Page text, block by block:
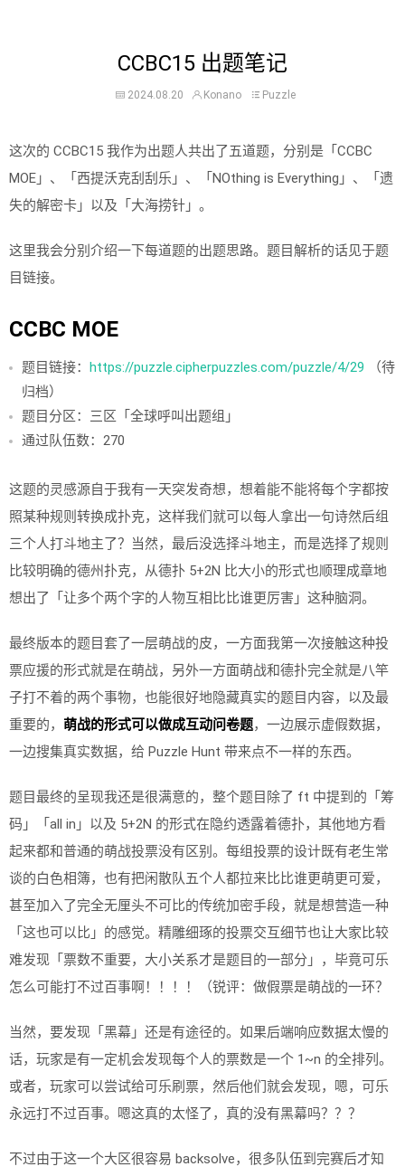
CCBC15 出题笔记
2024.08.20 Konano Puzzle
这次的 CCBC15 我作为出题人共出了五道题，分别是「CCBC
MOE」、「西提沃克刮刮乐」、「NO​​‌t‍‍‍h‍‌​i‍​​n​‌‍g is Everything」、「遗
失的解密卡」以及「大海捞针」。
这里我会分别介绍一下每道题的出题思路。题目解析的话见于题
目链接。
CCBC MOE
题目链接： https://puzzle.cipherpuzzles.com/puzzle/4/29 （待
归档）
题目分区：三区「全球呼叫出题组」
通过队伍数：270
这题的灵感源自于我有一天突发奇想，想着能不能将每个字都按
照某种规则转换成扑克，这样我们就可以每人拿出一句诗然后组
三个人打斗地主了？当然，最后没选择斗地主，而是选择了规则
比较明确的德州扑克，从德扑 5+2N 比大小的形式也顺理成章地
想出了「让多个两个字的人物互相比比谁更厉害」这种脑洞。
最终版本的题目套了一层萌战的皮，一方面我第一次接触这种投
票应援的形式就是在萌战，另外一方面萌战和德扑完全就是八竿
子打不着的两个事物，也能很好地隐藏真实的题目内容，以及最
重要的， 萌战的形式可以做成互动问卷题，一边展示虚假数据，
一边搜集真实数据，给 Puzzle Hunt 带来点不一样的东西。
题目最终的呈现我还是很满意的，整个题目除了 ft 中提到的「筹
码」「all in」以及 5+2N 的形式在隐约透露着德扑，其他地方看
起来都和普通的萌战投票没有区别。每组投票的设计既有老生常
谈的白色相簿，也有把闲散队五个人都拉来比比谁更萌更可爱，
甚至加入了完全无厘头不可比的传统加密手段，就是想营造一种
「这也可以比」的感觉。精雕细琢的投票交互细节也让大家比较
难发现「票数不重要，大小关系才是题目的一部分」，毕竟可乐
怎么可能打不过百事啊！！！！（锐评：做假票是萌战的一环？
当然，要发现「黑幕」还是有途径的。如果后端响应数据太慢的
话，玩家是有一定机会发现每个人的票数是一个 1~n 的全排列。
或者，玩家可以尝试给可乐刷票，然后他们就会发现，嗯，可乐
永远打不过百事。嗯这真的太怪了，真的没有黑幕吗？？？
不过由于这一个大区很容易 backsolve，很多队伍到完赛后才知